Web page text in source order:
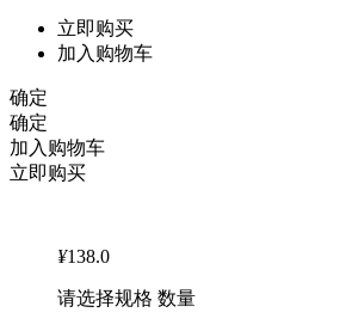
立即购买
加入购物车
确定
确定
加入购物车
立即购买
¥138.0
请选择规格 数量